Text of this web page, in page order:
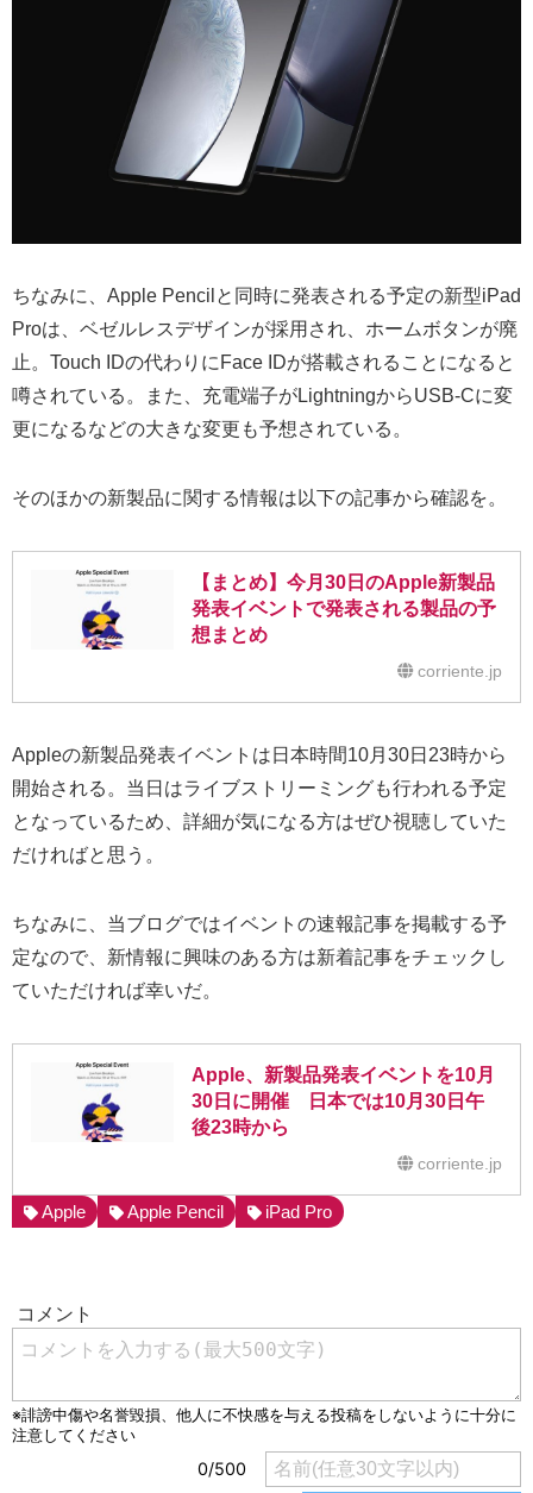
ちなみに、Apple Pencilと同時に発表される予定の新型iPad
Proは、ベゼルレスデザインが採用され、ホームボタンが廃
止。Touch IDの代わりにFace IDが搭載されることになると
噂されている。また、充電端子がLightningからUSB-Cに変
更になるなどの大きな変更も予想されている。
そのほかの新製品に関する情報は以下の記事から確認を。
【まとめ】今月30日のApple新製品
発表イベントで発表される製品の予
想まとめ
corriente.jp
Appleの新製品発表イベントは日本時間10月30日23時から
開始される。当日はライブストリーミングも行われる予定
となっているため、詳細が気になる方はぜひ視聴していた
だければと思う。
ちなみに、当ブログではイベントの速報記事を掲載する予
定なので、新情報に興味のある方は新着記事をチェックし
ていただければ幸いだ。
Apple、新製品発表イベントを10月
30日に開催 日本では10月30日午
後23時から
corriente.jp
Apple Apple Pencil iPad Pro